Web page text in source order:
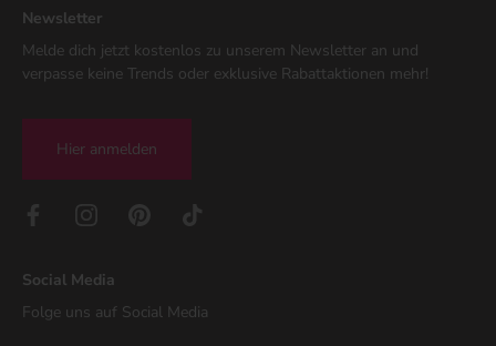
Newsletter
Melde dich jetzt kostenlos zu unserem Newsletter an und
verpasse keine Trends oder exklusive Rabattaktionen mehr!
Hier anmelden
Social Media
Folge uns auf Social Media